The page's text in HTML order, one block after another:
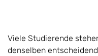
Viele Studierende
denselben